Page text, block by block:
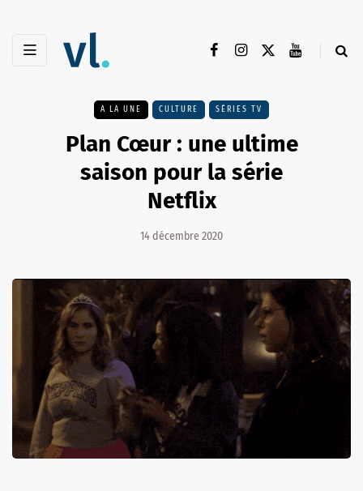
A LA UNE CULTURE SÉRIES TV
Plan Cœur : une ultime
saison pour la série
Netflix
14 décembre 2020